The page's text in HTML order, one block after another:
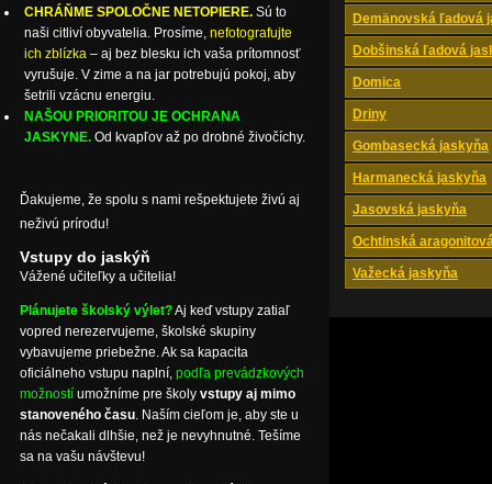
Demänovská ľadová
Dobšinská ľadová
Domica
Driny
Gombasecká jaskyňa
Harmanecká jaskyňa
Jasovská jaskyňa
Ochtinská
Važecká jaskyňa
CHRÁŇME SPOLOČNE NETOPIERE. Sú to
naši citliví obyvatelia. Prosíme, nefotografujte
ich zblízka – aj bez blesku ich vaša prítomnosť
vyrušuje. V zime a na jar potrebujú pokoj, aby
šetrili vzácnu energiu.
NAŠOU PRIORITOU JE OCHRANA
JASKYNE. Od kvapľov až po drobné živočíchy.
Ďakujeme, že spolu s nami rešpektujete živú aj
neživú prírodu!
Vstupy do jaskýň
Vážené učiteľky a učitelia!
Plánujete školský výlet?Aj keď vstupy zatiaľ
vopred nerezervujeme, školské skupiny
vybavujeme priebežne. Ak sa kapacita
oficiálneho vstupu naplní, podľa prevádzkových
možností umožníme pre školy vstupy aj mimo
stanoveného času. Naším cieľom je, aby ste u
nás nečakali dlhšie, než je nevyhnutné. Tešíme
sa na vašu návštevu!